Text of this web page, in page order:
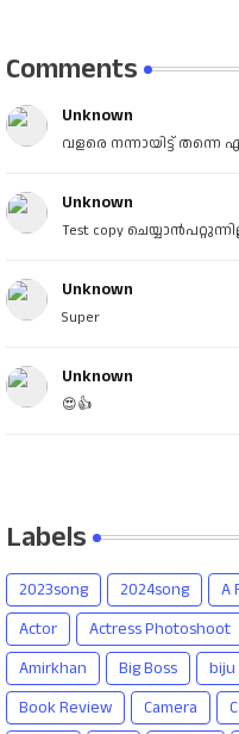
Comments
Unknown
വളരെ നന്നായിട്ട് തന്നെ
Unknown
Test copy
Unknown
Super
Unknown
😍👍
Labels
2023song 2024song A
Actor
Actress Photoshoot
Amirkhan
Big Boss biju
Book Review
Camera